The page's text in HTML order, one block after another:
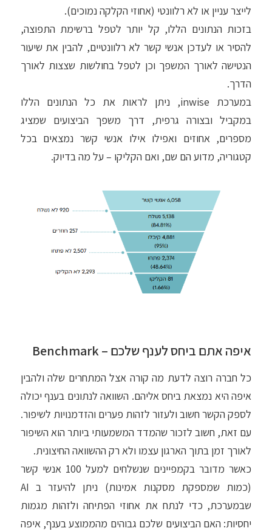
לייצר עניין או לא רלוונטי (אחוזי הקלקה נמוכים).
בזכות הנתונים הללו, קל יותר לטפל ברשימת התפוצה,
להסיר או לעדכן אנשי קשר לא רלוונטיים, להבין את שיעור
הנטישה לאורך המשפך וכן לטפל בחולשות שצצות לאורך
הדרך.
במערכת inwise, ניתן לראות את כל הנתונים הללו
במקביל ובצורה גרפית, דרך משפך הביצועים שמציג
מספרים, אחוזים ואפילו אילו אנשי קשר נמצאים בכל
קטגוריה, מדוע הם שם, ואם הקליקו – על מה בדיוק.
איפה אתם ביחס לענף שלכם – Benchmark
כל חברה רוצה לדעת מה קורה אצל המתחרים שלה ולהבין
איפה היא נמצאת ביחס אליהם. השוואה לנתונים בענף יכולה
לספק הקשר חשוב ולעזור לזהות פערים והזדמנויות לשיפור.
עם זאת, חשוב לזכור שהמדד המשמעותי ביותר הוא השיפור
לאורך זמן בתוך הארגון עצמו ולא רק ההשוואה החיצונית.
כאשר מדובר בקמפיינים שנשלחים למעל 100 אנשי קשר
(כמות שמספקת מסקנות אמינות) ניתן להיעזר ב AI
שבמערכת, כדי לנתח את אחוזי הפתיחה ולזהות מגמות
יחסיות: האם הביצועים שלכם גבוהים מהממוצע בענף, איפה